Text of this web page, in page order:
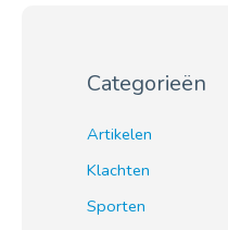
Categorieën
Artikelen
Klachten
Sporten